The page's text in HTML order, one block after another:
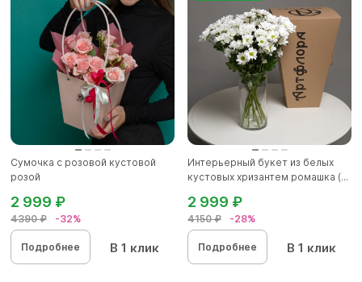
Сумочка с розовой кустовой
розой
4390 ₽ -32%
2 999 ₽
Подробнее В 1 клик
Интерьерный букет из белых
кустовых хризантем ромашка (...
4150 ₽ -28%
2 999 ₽
Подробнее В 1 клик